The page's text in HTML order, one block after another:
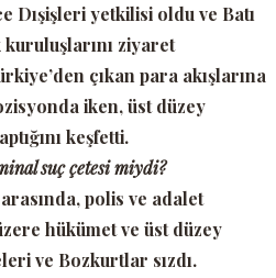
Dışişleri yetkilisi oldu ve Batı
ziyaret
çıkan para akışlarına
iken, üst düzey
keşfetti.
suç çetesi miydi?
polis ve adalet
hükümet ve üst düzey
ve Bozkurtlar sızdı.